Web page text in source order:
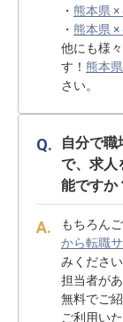
・ 熊本県 ×
・ 熊本県 ×
他にも様
す！ 熊本
さい。
自分で職
で、求人
能ですか
もちろん
から転職
みくださ
担当者が
無料でご
ご利用い